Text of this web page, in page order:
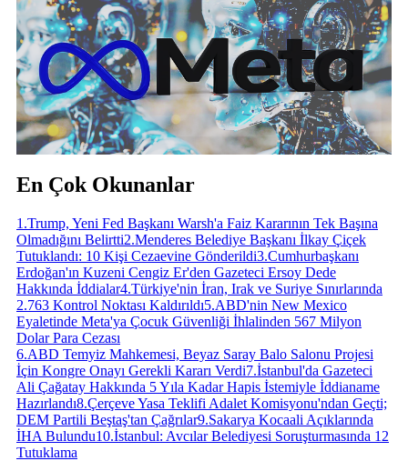
En Çok Okunanlar
1 .Trump, Yeni Fed Başkanı Warsh'a Faiz Kararının Tek Başına
Olmadığını Belirtti2.Menderes Belediye Başkanı İlkay Çiçek
Tutuklandı: 10 Kişi Cezaevine Gönderildi3.Cumhurbaşkanı
Erdoğan'ın Kuzeni Cengiz Er'den Gazeteci Ersoy Dede
Hakkında İddialar4.Türkiye'nin İran, Irak ve Suriye Sınırlarında
2.763 Kontrol Noktası Kaldırıldı5.ABD'nin New Mexico
Eyaletinde Meta'ya Çocuk Güvenliği İhlalinden 567 Milyon
Dolar Para Cezası
6.ABD Temyiz Mahkemesi, Beyaz Saray Balo Salonu Projesi
İçin Kongre Onayı Gerekli Kararı Verdi7.İstanbul'da Gazeteci
Ali Çağatay Hakkında 5 Yıla Kadar Hapis İstemiyle İddianame
Hazırlandı8.Çerçeve Yasa Teklifi Adalet Komisyonu'ndan Geçti;
DEM Partili Beştaş'tan Çağrılar9.Sakarya Kocaali Açıklarında
İHA Bulundu10.İstanbul: Avcılar Belediyesi Soruşturmasında 12
Tutuklama